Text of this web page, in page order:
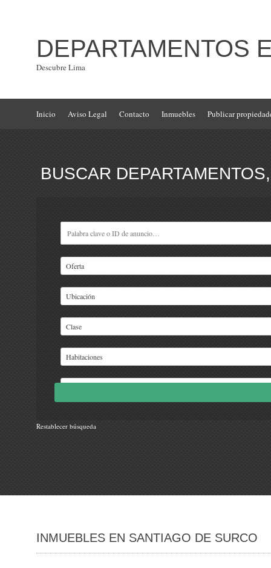
DEPARTAMENTOS
Descubre Lima
Inicio Aviso Legal Contacto Inmuebles Publicar
BUSCAR
Restablecer búsqueda
INMUEBLES EN SANTIAGO DE SURCO